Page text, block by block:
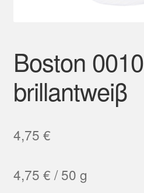
Boston
brillantweiβ
4,75 €
4,75 € /50 g